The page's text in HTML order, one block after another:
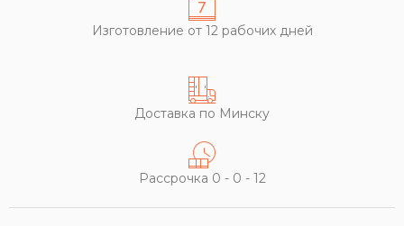
Изготовление от 12 рабочих дней
Доставка по Минску
Рассрочка 0 - 0 - 12